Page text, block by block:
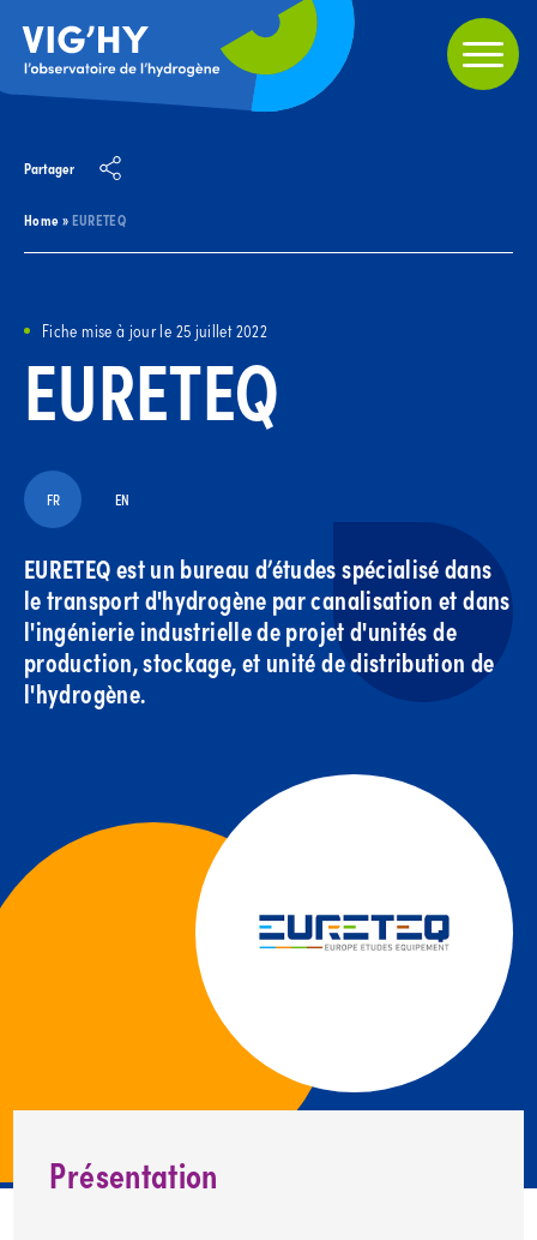
Home»EURETEQ
Partager
Fiche mise à jour le 25 juillet 2022
EURETEQ
FR EN
EURETEQ est un bureau d’études spécialisé dans
le transport d'hydrogène par canalisation et dans
l'ingénierie industrielle de projet d'unités de
production, stockage, et unité de distribution de
l'hydrogène.
Présentation